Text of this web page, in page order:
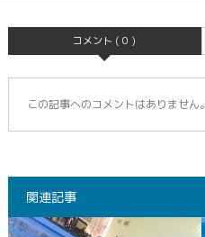
コメント ( 0 )
この記事へのコメントはありません。
関連記事